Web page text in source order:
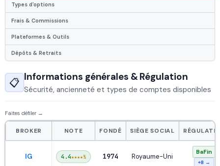
Types d'options
Frais & Commissions
Plateformes & Outils
Dépôts & Retraits
📋 Informations générales & Régulation
Sécurité, ancienneté et types de comptes disponibles
Faites défiler →
BROKER NOTE FONDÉ SIÈGE SOCIAL
IG 4.4★★★★½ 1974 Royaume-Uni
BaFin
+8 →